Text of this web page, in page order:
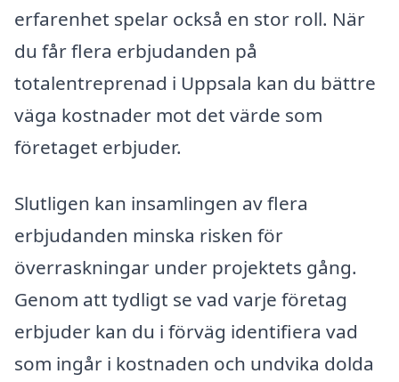
erfarenhet spelar också en stor roll. När
du får flera erbjudanden på
totalentreprenad i Uppsala kan du bättre
väga kostnader mot det värde som
företaget erbjuder.
Slutligen kan insamlingen av flera
erbjudanden minska risken för
överraskningar under projektets gång.
Genom att tydligt se vad varje företag
erbjuder kan du i förväg identifiera vad
som ingår i kostnaden och undvika dolda